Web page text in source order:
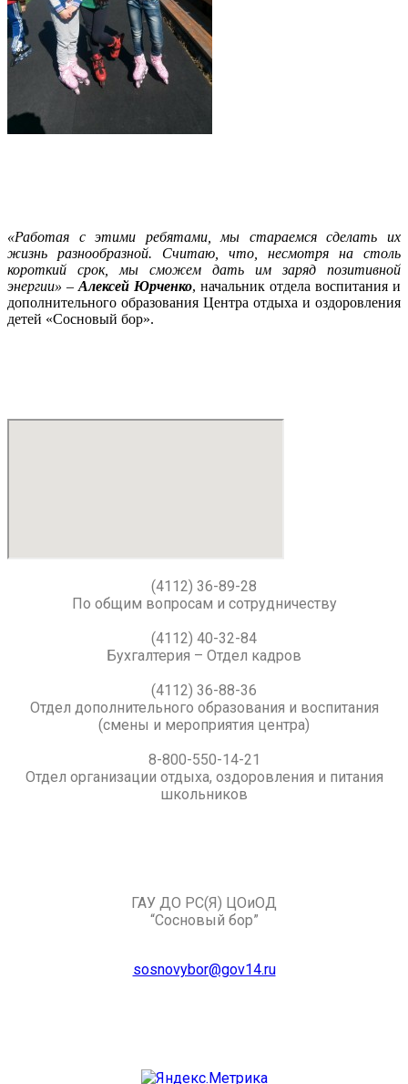
«Работая с этими ребятами, мы стараемся сделать их
жизнь разнообразной. Считаю, что, несмотря на столь
короткий срок, мы сможем дать им заряд позитивной
энергии» – Алексей Юрченко, начальник отдела воспитания и
дополнительного образования Центра отдыха и оздоровления
детей «Сосновый бор».
(4112) 36-89-28
По общим вопросам и сотрудничеству
(4112) 40-32-84
Бухгалтерия – Отдел кадров
(4112) 36-88-36
Отдел дополнительного образования и воспитания
(смены и мероприятия центра)
8-800-550-14-21
Отдел организации отдыха, оздоровления и питания
школьников
ГАУ ДО РС(Я) ЦОиОД
“Сосновый бор”
sosnovybor@gov14.ru